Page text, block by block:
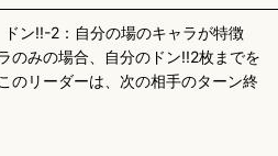
ドン!!-2：自分の場のキャラが特徴
のみの場合、自分のドン!!2枚までを
のリーダーは、次の相手のターン終